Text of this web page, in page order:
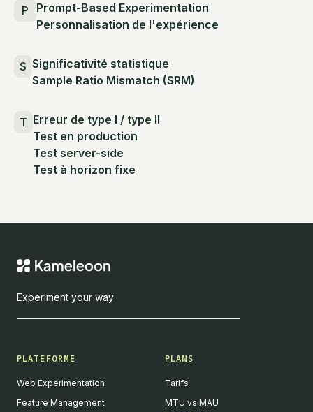
P
Prompt-Based Experimentation
Personnalisation de l'expérience
S Significativité statistique
Sample Ratio Mismatch (SRM)
T Erreur de type I / type II
Test en production
Test server-side
Test à horizon fixe
Experiment your way
PLATEFORME
Web Experimentation
Feature Management
PLANS
Tarifs
MTU vs MAU